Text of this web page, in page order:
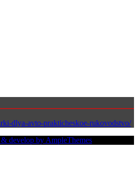
dlya-avto-prakticheskoe-rukovodstvo/
develop by AmpleThemes